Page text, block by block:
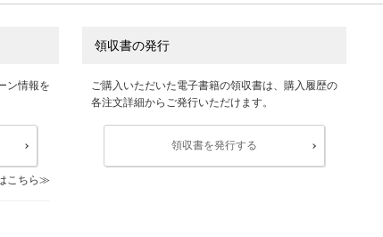
ン情報を
こちら
領収書の発行
ご購入いただいた電子書籍の領収書は、購入履歴の
各注文詳細からご発行いただけます。
領収書を発行する